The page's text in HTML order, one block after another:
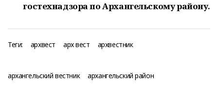
гостехнадзора по Архангельскому району.
Теги: архвест арх вест архвестник
архангельский вестник архангельский район